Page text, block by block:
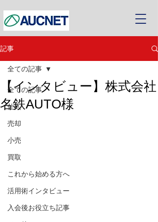
記事
全ての記事
仕入
売却
小売
買取
これから始める方へ
活用術インタビュー
入会後お役立ち記事
全ての記事
【インタビュー】株式会社
名鉄AUTO様